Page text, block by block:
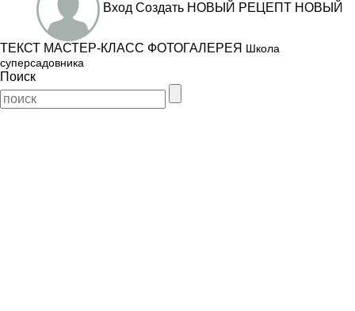
Вход Создать НОВЫЙ РЕЦЕПТ НОВЫЙ
ТЕКСТ МАСТЕР-КЛАСС ФОТОГАЛЕРЕЯ Школа
суперсадовника
Поиск